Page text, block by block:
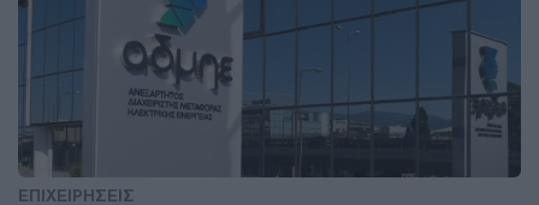
ΕΠΙΧΕΙΡΗΣΕΙΣ